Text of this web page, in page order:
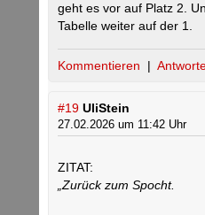
geht es vor auf Platz 2.
Tabelle weiter auf der 1.
Kommentieren |
#19 UliStein
27.02.2026 um 11:42 Uhr
ZITAT:
„Zurück zum Spocht.